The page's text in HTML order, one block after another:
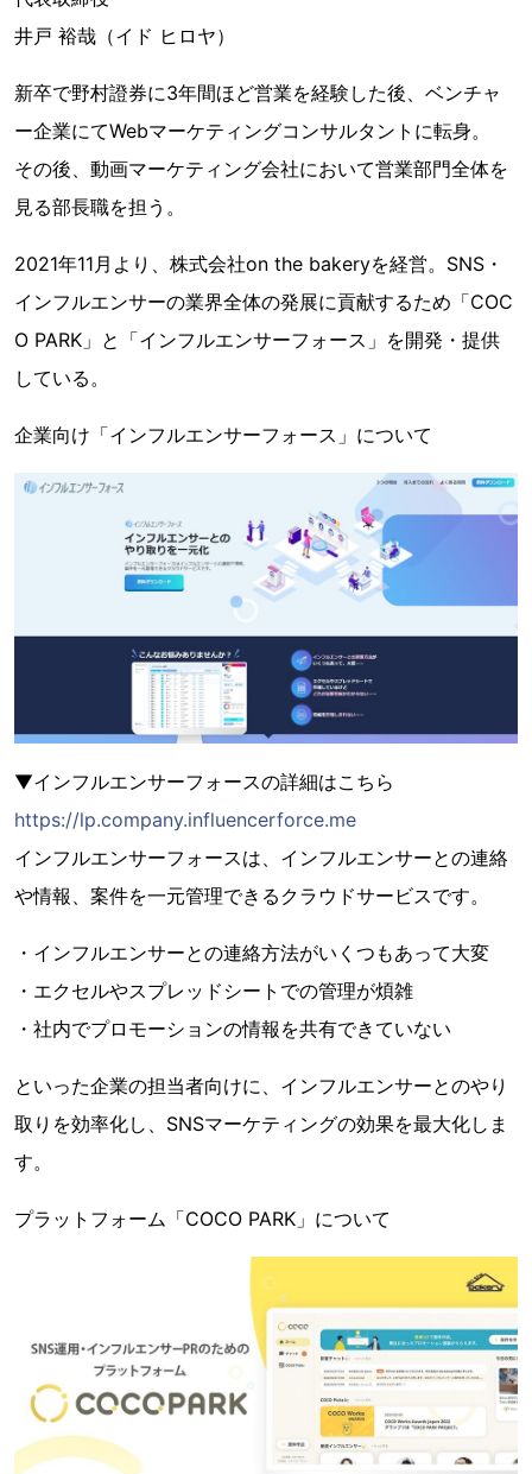
井戸 裕哉（イド ヒロヤ）
新卒で野村證券に3年間ほど営業を経験した後、ベンチャ
ー企業にてWebマーケティングコンサルタントに転身。
その後、動画マーケティング会社において営業部門全体を
見る部長職を担う。
2021年11月より、株式会社on the bakeryを経営。SNS・
インフルエンサーの業界全体の発展に貢献するため「COC
O PARK」と「インフルエンサーフォース」を開発・提供
している。
企業向け「インフルエンサーフォース」について
▼インフルエンサーフォースの詳細はこちら
https://lp.company.influencerforce.me
インフルエンサーフォースは、インフルエンサーとの連絡
や情報、案件を一元管理できるクラウドサービスです。
・インフルエンサーとの連絡方法がいくつもあって大変
・エクセルやスプレッドシートでの管理が煩雑
・社内でプロモーションの情報を共有できていない
といった企業の担当者向けに、インフルエンサーとのやり
取りを効率化し、SNSマーケティングの効果を最大化しま
す。
プラットフォーム「COCO PARK」について